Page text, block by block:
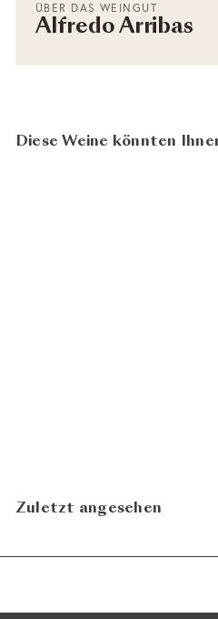
ÜBER DAS WEINGUT
Alfredo Arribas
Diese Weine könnten
Zuletzt angesehen